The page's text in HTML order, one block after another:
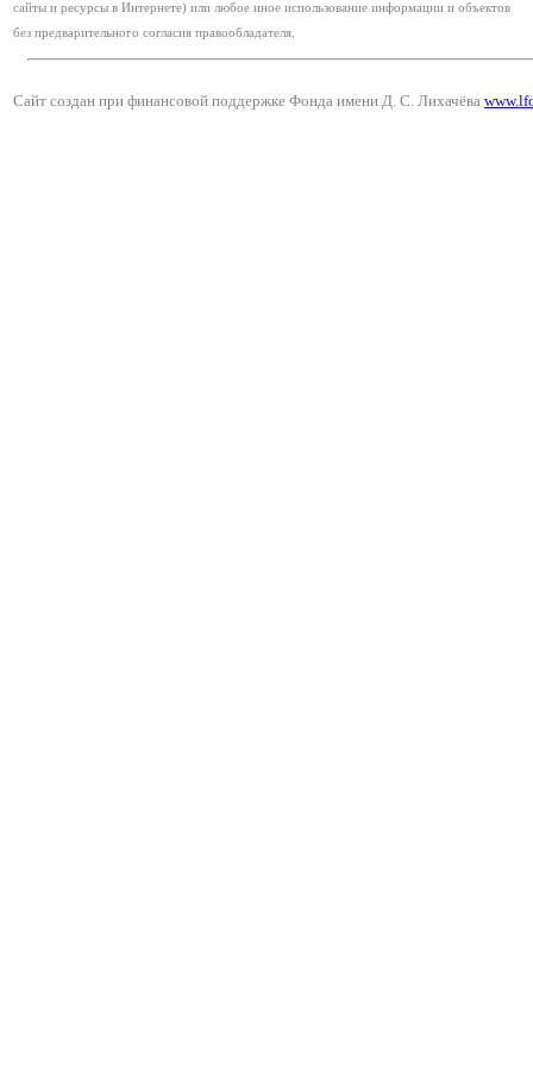
сайты и ресурсы в Интернете) или любое иное использование информации и объектов
без предварительного согласия правообладателя.
Сайт создан при финансовой поддержке Фонда имени Д. С. Лихачёва